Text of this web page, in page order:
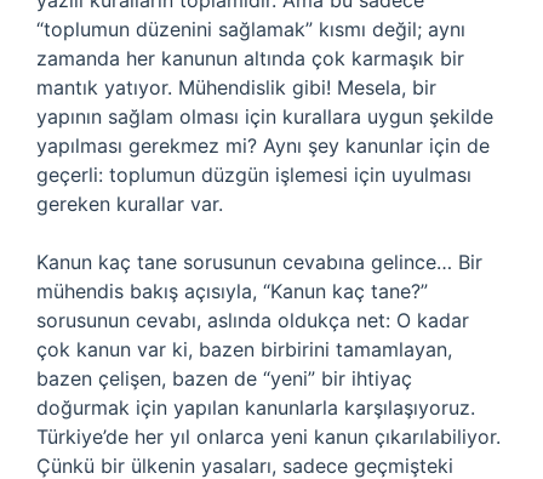
“toplumun düzenini sağlamak” kısmı değil; aynı
zamanda her kanunun altında çok karmaşık bir
mantık yatıyor. Mühendislik gibi! Mesela, bir
yapının sağlam olması için kurallara uygun şekilde
yapılması gerekmez mi? Aynı şey kanunlar için de
geçerli: toplumun düzgün işlemesi için uyulması
gereken kurallar var.
Kanun kaç tane sorusunun cevabına gelince… Bir
mühendis bakış açısıyla, “Kanun kaç tane?”
sorusunun cevabı, aslında oldukça net: O kadar
çok kanun var ki, bazen birbirini tamamlayan,
bazen çelişen, bazen de “yeni” bir ihtiyaç
doğurmak için yapılan kanunlarla karşılaşıyoruz.
Türkiye’de her yıl onlarca yeni kanun çıkarılabiliyor.
Çünkü bir ülkenin yasaları, sadece geçmişteki